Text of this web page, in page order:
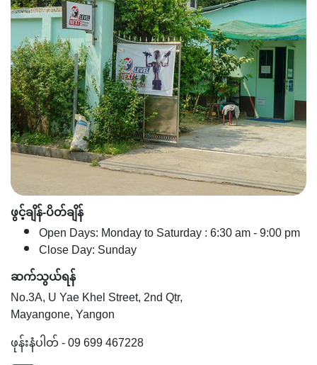
ဖွင့်ချိန်-ပိတ်ချိန်
Open Days: Monday to Saturday : 6:30 am - 9:00 pm
Close Day: Sunday
ဆက်သွယ်ရန်
No.3A, U Yae Khel Street, 2nd Qtr,
Mayangone, Yangon
ဖုန်းနံပါတ် - 09 699 467228